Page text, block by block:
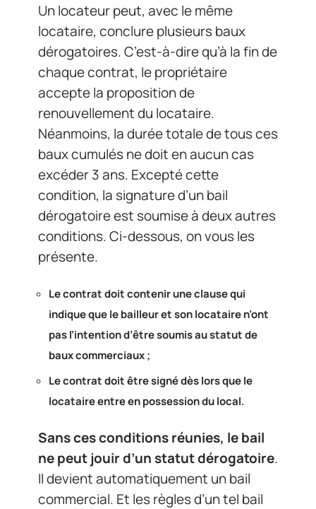
Un locateur peut, avec le même
locataire, conclure plusieurs baux
dérogatoires. C’est-à-dire qu’à la fin de
chaque contrat, le propriétaire
accepte la proposition de
renouvellement du locataire.
Néanmoins, la durée totale de tous ces
baux cumulés ne doit en aucun cas
excéder 3 ans. Excepté cette
condition, la signature d’un bail
dérogatoire est soumise à deux autres
conditions. Ci-dessous, on vous les
présente.
Le contrat doit contenir une clause qui
indique que le bailleur et son locataire n’ont
pas l’intention d’être soumis au statut de
baux commerciaux ;
Le contrat doit être signé dès lors que le
locataire entre en possession du local.
Sans ces conditions réunies, le bail
ne peut jouir d’un statut dérogatoire.
Il devient automatiquement un bail
commercial. Et les règles d’un tel bail